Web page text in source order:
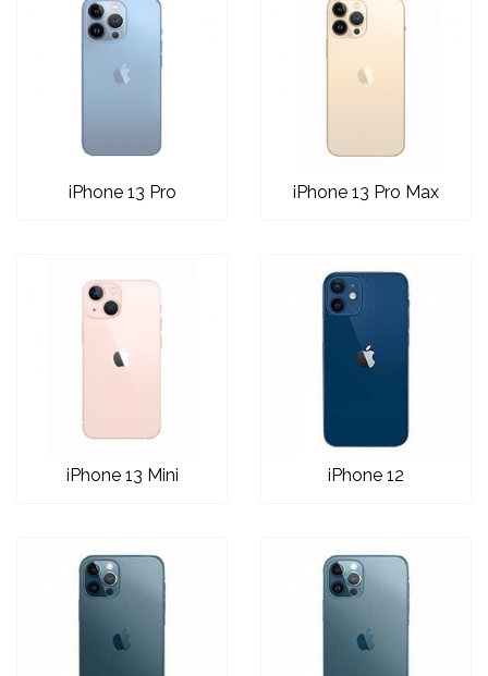
iPhone 13 Pro iPhone 13 Pro Max
iPhone 13 Mini iPhone 12
Mix